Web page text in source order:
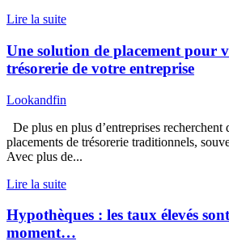
Lire la suite
Une solution de placement pour
trésorerie de votre entreprise
Lookandfin
De plus en plus d’entreprises recherchent
placements de trésorerie traditionnels,
Avec plus de...
Lire la suite
Hypothèques : les taux élevés
moment…